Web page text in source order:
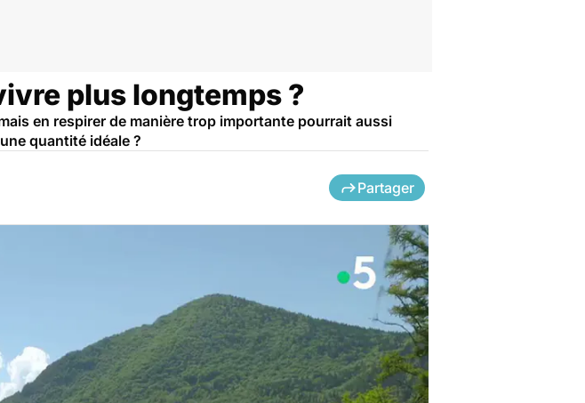
plus longtemps ?
en respirer de manière trop importante pourrait aussi
quantité idéale ?
Partager